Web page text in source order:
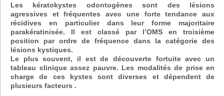
Les kératokystes odontogènes sont des lésions
agressives et fréquentes avec une forte tendance aux
récidives en particulier dans leur forme majoritaire
parakératinisée. Il est classé par l’OMS en troisième
position par ordre de fréquence dans la catégorie des
lésions kystiques.
Le plus souvent, il est de découverte fortuite avec un
tableau clinique assez pauvre. Les modalités de prise en
charge de ces kystes sont diverses et dépendent de
plusieurs facteurs .